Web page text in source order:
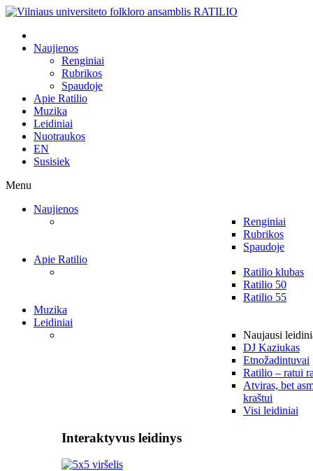
Naujienos
Renginiai
Rubrikos
Spaudoje
Apie Ratilio
Muzika
Leidiniai
Nuotraukos
EN
Susisiek
Menu
Naujienos
Renginiai
Rubrikos
Spaudoje
Apie Ratilio
Ratilio klubas
Ratilio 50
Ratilio 55
Muzika
Leidiniai
Naujausi
DJ Kaziukas
Etnožadintuvai
Ratilio – ratui
Atviras, bet
kraštui
Visi leidiniai
Interaktyvus leidinys